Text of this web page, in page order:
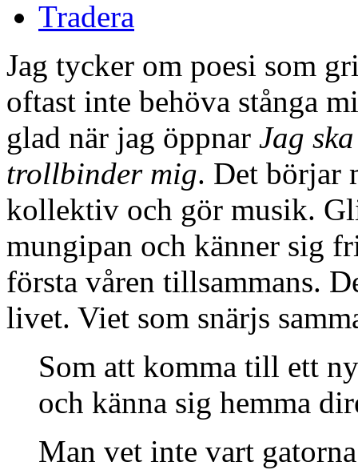
Sjukdom
Svenska författare
Sök efter boken
Adlibris
Bokus
Libris
Tradera
Jag tycker om poesi som